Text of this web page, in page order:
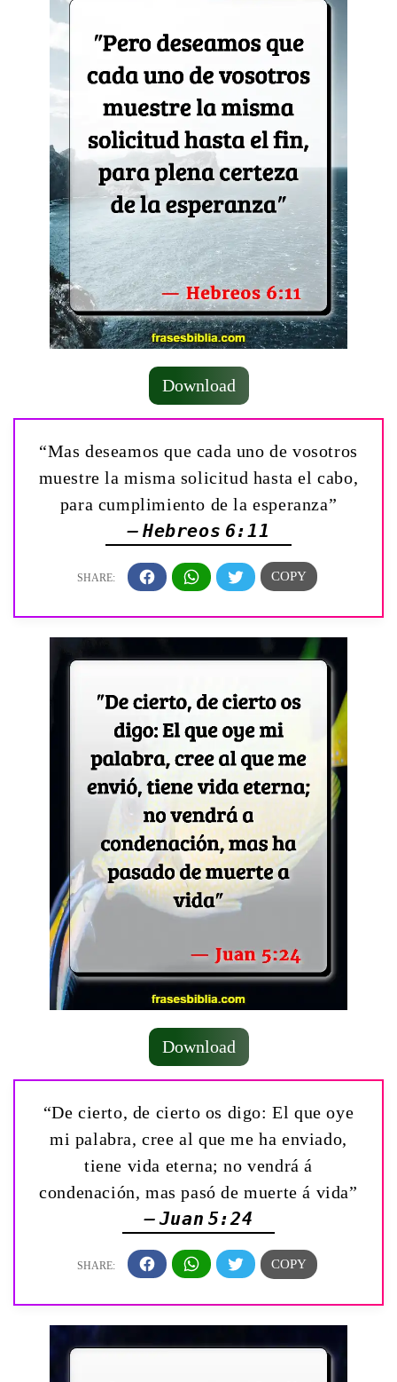
Download
“Mas deseamos que cada uno de vosotros
muestre la misma solicitud hasta el cabo,
para cumplimiento de la esperanza”
— Hebreos 6:11
Download
“De cierto, de cierto os digo: El que oye
mi palabra, cree al que me ha enviado,
tiene vida eterna; no vendrá á
condenación, mas pasó de muerte á vida”
— Juan 5:24